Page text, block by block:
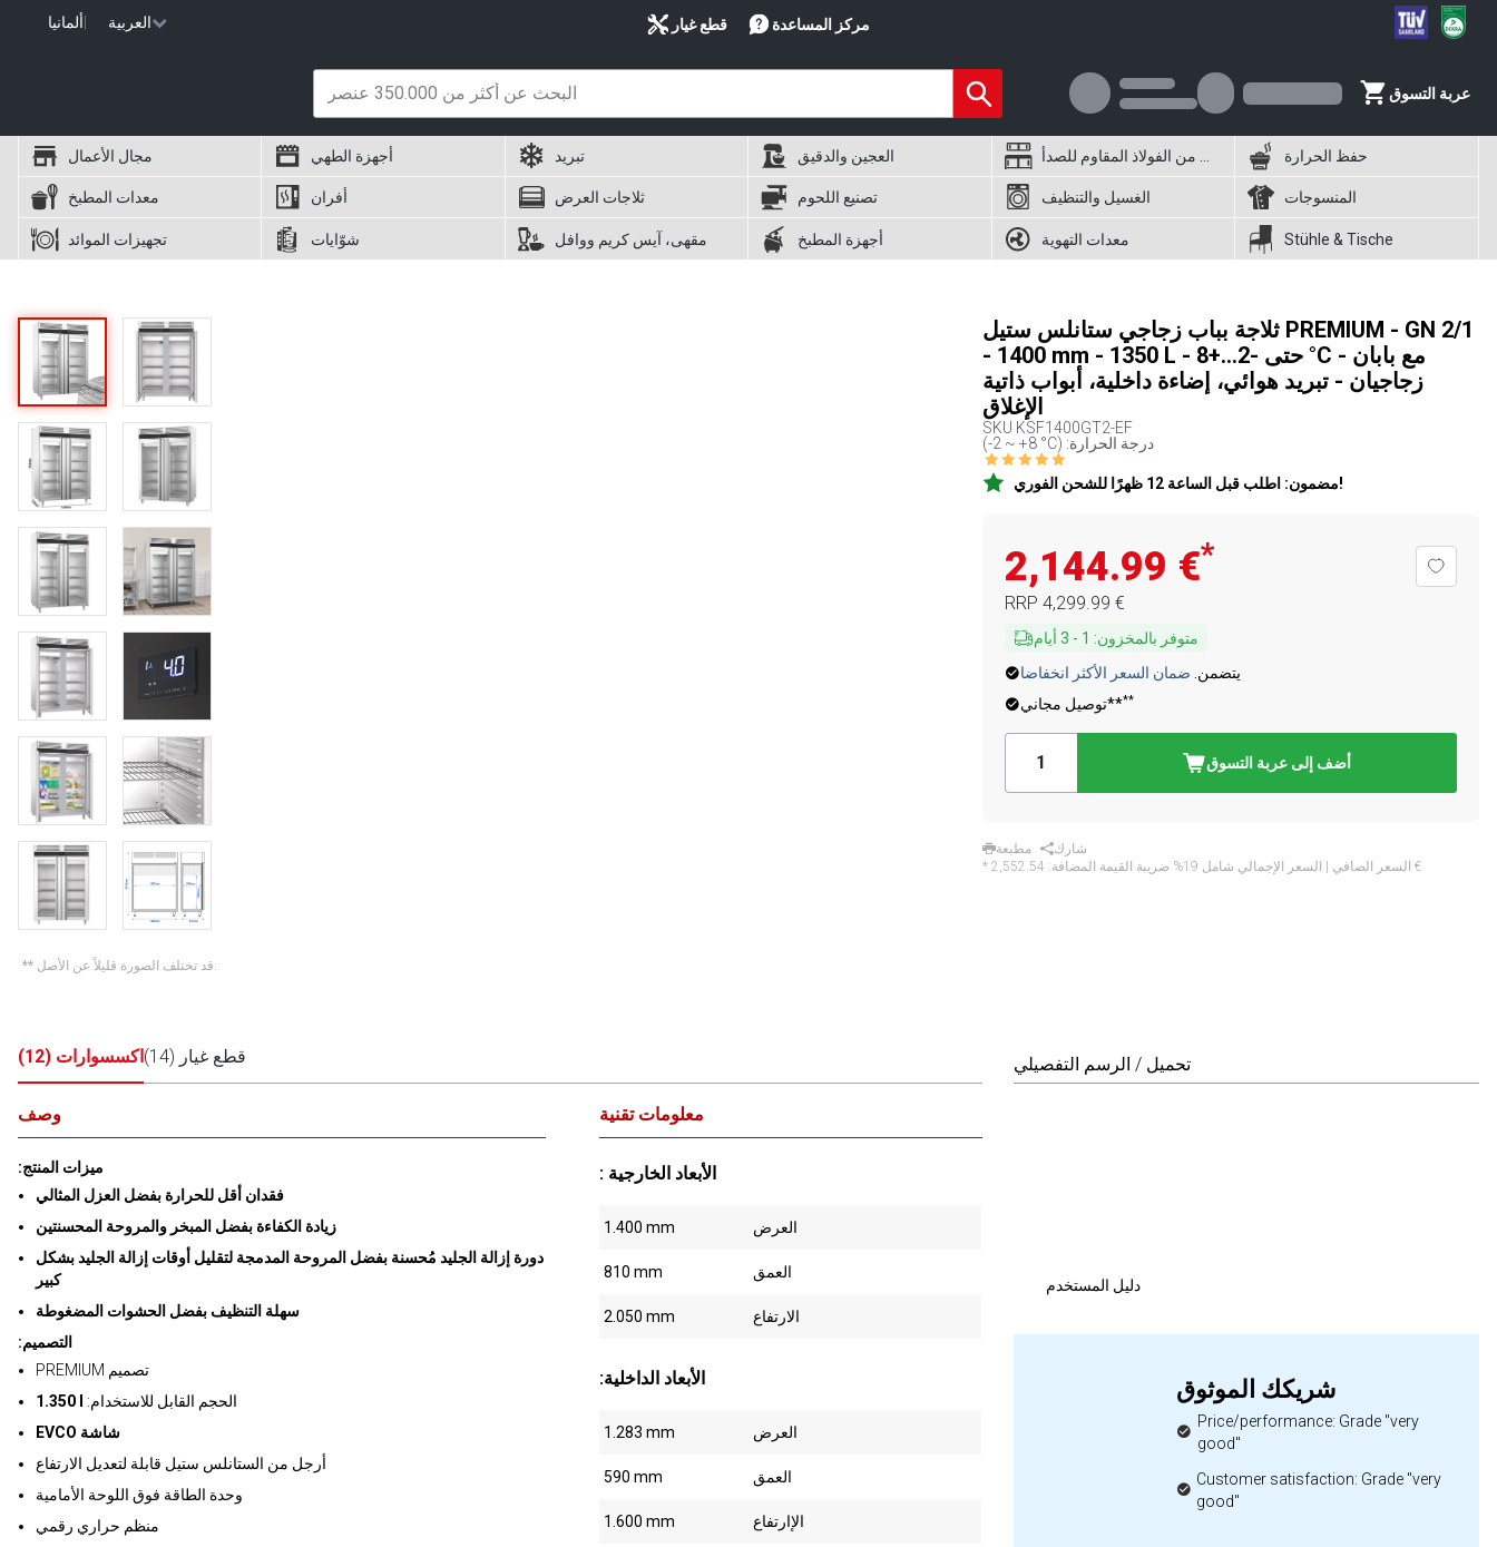
ألمانيا العربية قطع غيار مركز المساعدة
عربة التسوق
مجال الأعمال أجهزة الطهي تبريد العجين والدقيق حفظ الحرارة
معدات المطبخ أفران ثلاجات العرض تصنيع اللحوم الغسيل والتنظيف المنسوجات
تجهيزات الموائد شوّايات مقهى، آيس كريم ووافل أجهزة المطبخ معدات التهوية Stühle & Tische
** قد تختلف الصورة قليلاً عن الأصل.
ثلاجة بباب زجاجي ستانلس ستيل PREMIUM - GN 2/1
- 1400 mm - 1350 L - حتى -2…+8 °C - مع بابان
زجاجيان - تبريد هوائي، إضاءة داخلية، أبواب ذاتية
الإغلاق
SKU KSF1400GT2-EF
(-2 ~ +8 °C) :درجة الحرارة
مضمون: اطلب قبل الساعة 12 ظهرًا للشحن الفوري!
‏2,144.99 €*
RRP ‏4,299.99 €
متوفر بالمخزون:
1
-
3 أيام
يتضمن. ضمان السعر الأكثر انخفاضا
توصيل مجاني****
أضف إلى عربة التسوق
مطبعة
شارك
* السعر الصافي | السعر الإجمالي شامل 19% ضريبة القيمة المضافة: ‏2,552.54 €
اكسسوارات (
12
) قطع غيار (
14
)
وصف
:ميزات المنتج
فقدان أقل للحرارة بفضل العزل المثالي
زيادة الكفاءة بفضل المبخر والمروحة المحسنتين
دورة إزالة الجليد مُحسنة بفضل المروحة المدمجة لتقليل أوقات إزالة الجليد بشكل
كبير
سهلة التنظيف بفضل الحشوات المضغوطة
:التصميم
PREMIUM تصميم
1.350 l
:الحجم القابل للاستخدام
EVCO شاشة
أرجل من الستانلس ستيل قابلة لتعديل الارتفاع
وحدة الطاقة فوق اللوحة الأمامية
منظم حراري رقمي
معلومات تقنية
: الأبعاد الخارجية
1.400 mm العرض
810 mm العمق
2.050 mm الارتفاع
:الأبعاد الداخلية
1.283 mm العرض
590 mm العمق
1.600 mm الإارتفاع
تحميل / الرسم التفصيلي
دليل المستخدم
شريكك الموثوق
Price/performance: Grade "very
good"
Customer satisfaction: Grade "very
good"